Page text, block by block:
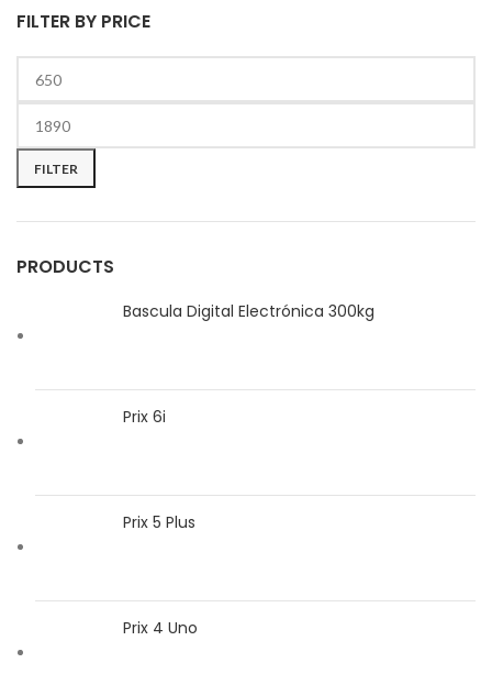
FILTER BY PRICE
Min
price
Max
price
FILTER
PRODUCTS
Bascula Digital Electrónica 300kg
Prix 6i
Prix 5 Plus
Prix 4 Uno